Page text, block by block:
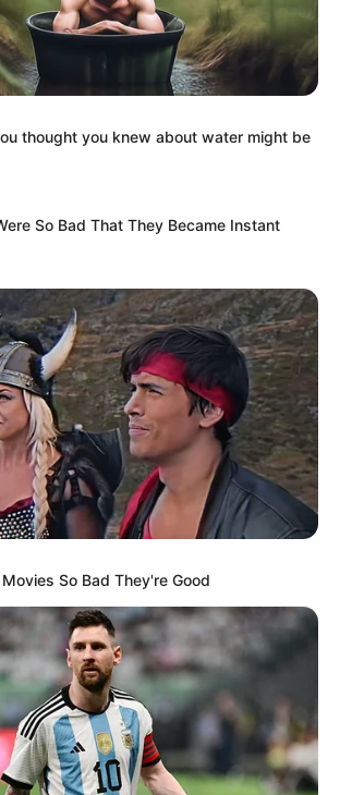
Fashion-проєкті Taormina
International 2021 (фото)
thought you knew about water might be
So Bad That They Became Instant
So Bad They're Good